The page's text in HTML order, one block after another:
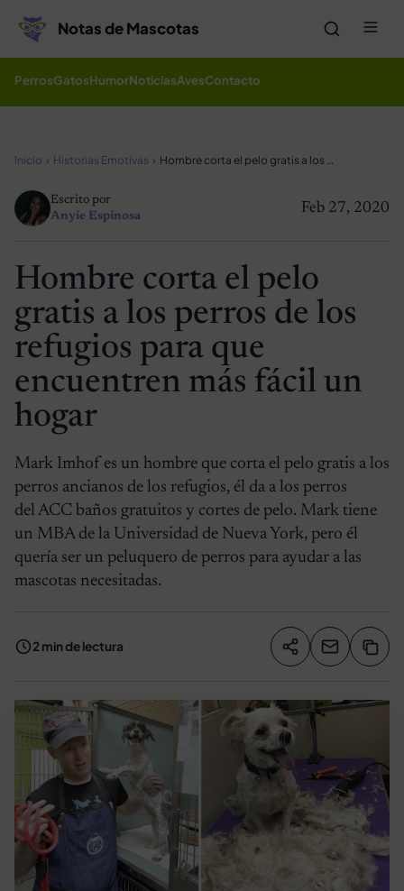
Notas de Mascotas
PerrosGatosHumorNoticiasAvesContacto
Inicio Historias Emotivas Hombre corta el pelo gratis a los perros de los refugios para que encuentren más fácil un hogar
Feb 27, 2020
Escrito por
Anyie Espinosa
Hombre corta el pelo
gratis a los perros de los
refugios para que
encuentren más fácil un
hogar
Mark Imhof es un hombre que corta el pelo gratis a los
perros ancianos de los refugios, él da a los perros
del ACC baños gratuitos y cortes de pelo. Mark tiene
un MBA de la Universidad de Nueva York, pero él
quería ser un peluquero de perros para ayudar a las
mascotas necesitadas.
2 min de lectura Compartir